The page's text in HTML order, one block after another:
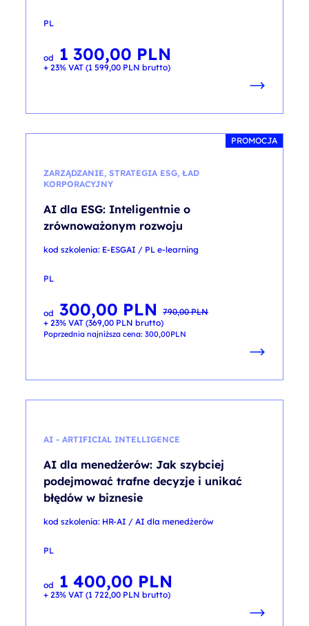
PL
od 1 300,00 PLN
+ 23% VAT (1 599,00 PLN brutto)
PROMOCJA
ZARZĄDZANIE, STRATEGIA ESG, ŁAD
KORPORACYJNY
AI dla ESG: Inteligentnie o
zrównoważonym rozwoju
kod szkolenia: E-ESGAI / PL e-learning
PL
od 790,00PLN
Pierwotna
cena
wynosiła:
790,00 PLN.
300,00 PLN
Aktualna
cena
wynosi:
300,00 PLN.
+ 23% VAT (369,00 PLN brutto)
Poprzednia najniższa cena: 300,00PLN
AI - ARTIFICIAL INTELLIGENCE
AI dla menedżerów: Jak szybciej
podejmować trafne decyzje i unikać
błędów w biznesie
kod szkolenia: HR-AI / AI dla menedżerów
PL
od 1 400,00 PLN
+ 23% VAT (1 722,00 PLN brutto)